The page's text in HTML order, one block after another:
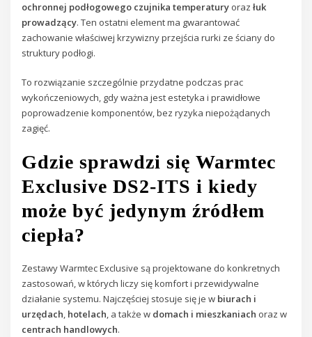
ochronnej podłogowego czujnika temperatury orazłuk
prowadzący. Ten ostatni element ma gwarantować
zachowanie właściwej krzywizny przejścia rurki ze ściany do
struktury podłogi.
To rozwiązanie szczególnie przydatne podczas prac
wykończeniowych, gdy ważna jest estetyka i prawidłowe
poprowadzenie komponentów, bez ryzyka niepożądanych
zagięć.
Gdzie sprawdzi się Warmtec
Exclusive DS2-ITS i kiedy
może być jedynym źródłem
ciepła?
Zestawy Warmtec Exclusive są projektowane do konkretnych
zastosowań, w których liczy się komfort i przewidywalne
działanie systemu. Najczęściej stosuje się je w biurach i
urzędach, hotelach, a także w domach i mieszkaniach oraz w
centrach handlowych.